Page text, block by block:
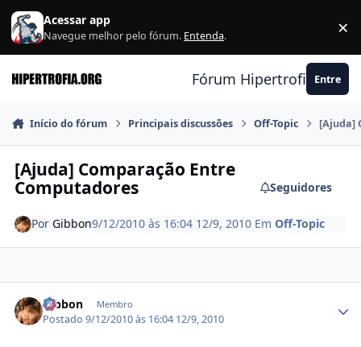
Ir para conteúdo
Acessar app
Navegue melhor pelo fórum. Entenda. ×
Fórum Hipertrofia.org
Entre
Início do fórum Principais discussões Off-Topic [Ajuda]
[Ajuda] Comparação Entre
Computadores
Seguidores
PorGibbon9/12/2010 às 16:04 12/9, 2010 EmOff-Topic
Gibbon Membro
Postado9/12/2010 às 16:04 12/9, 2010